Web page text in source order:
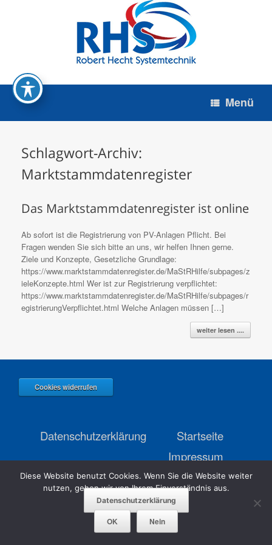
Menü
Schlagwort-Archiv:
Marktstammdatenregister
Das Marktstammdatenregister ist online
Ab sofort ist die Registrierung von PV-Anlagen Pflicht. Bei
Fragen wenden Sie sich bitte an uns, wir helfen Ihnen gerne.
Ziele und Konzepte, Gesetzliche Grundlage:
https://www.marktstammdatenregister.de/MaStRHilfe/subpages/z
ieleKonzepte.html Wer ist zur Registrierung verpflichtet:
https://www.marktstammdatenregister.de/MaStRHilfe/subpages/r
egistrierungVerpflichtet.html Welche Anlagen müssen […]
weiter lesen ....
Cookies widerrufen
Startseite
Datenschutzerklärung
Impressum
Robert Hecht Systemtechnik · Thierhauptener Str. 4a · 86405 Meitingen ·
Telefon: +49 8271 80210 0 · Email: info@rhsystemtechnik.de
SiteOrigin
Diese Website benutzt Cookies. Wenn Sie die Website weiter
nutzen, gehen wir von Ihrem Einverständnis aus.
Datenschutzerklärung
OK Nein